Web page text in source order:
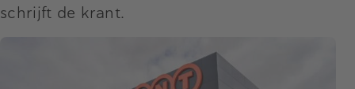
schrijft de krant.